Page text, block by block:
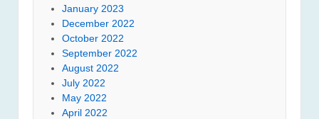
January 2023
December 2022
October 2022
September 2022
August 2022
July 2022
May 2022
April 2022